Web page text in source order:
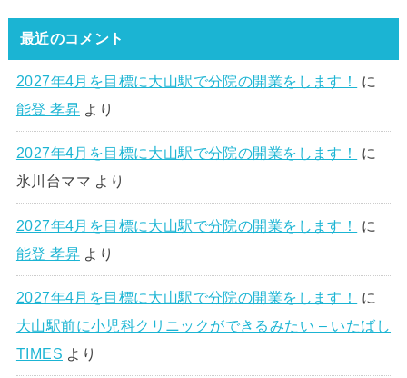
最近のコメント
2027年4月を目標に大山駅で分院の開業をします！
に
能登 孝昇より
2027年4月を目標に大山駅で分院の開業をします！
に
氷川台ママ より
2027年4月を目標に大山駅で分院の開業をします！
に
能登 孝昇より
2027年4月を目標に大山駅で分院の開業をします！
に
大山駅前に小児科クリニックができるみたい – いたばし
TIMES より